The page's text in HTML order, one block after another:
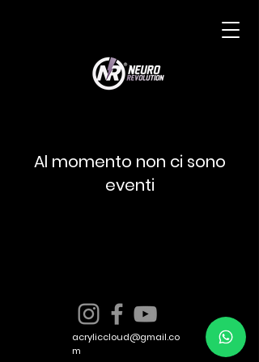
Al momento non ci sono
eventi
acryliccloud@gmail.co
m